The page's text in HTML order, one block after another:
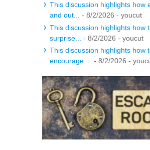
This discussion highlights how
and out... - 8/2/2026 - youcut
This discussion highlights how
surprise...
- 8/2/2026 - youcut
This discussion highlights how
encourage ... - 8/2/2026 -